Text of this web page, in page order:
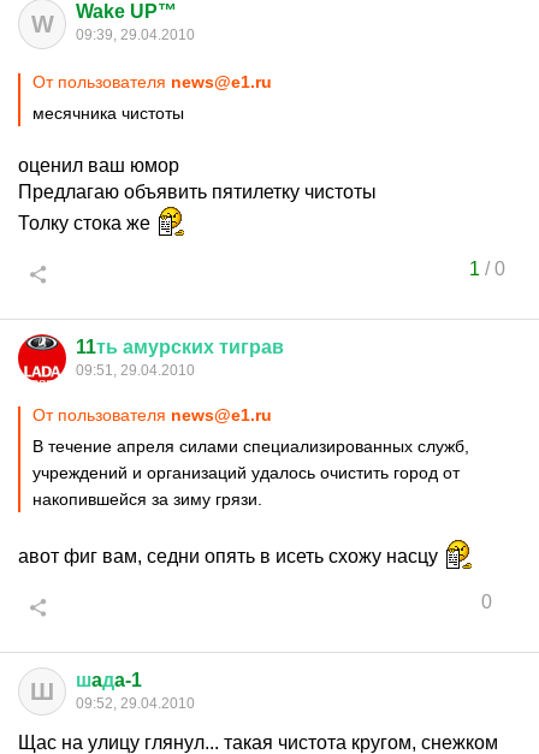
W Wake UP™
09:39, 29.04.2010
От пользователя news@e1.ru
месячника чистоты
оценил ваш юмор
Предлагаю объявить пятилетку чистоты
Толку стока же
1 /0
11ть амурских тиграв
09:51, 29.04.2010
От пользователя news@e1.ru
В течение апреля силами специализированных служб,
учреждений и организаций удалось очистить город от
накопившейся за зиму грязи.
авот фиг вам, седни опять в исеть схожу насцу
0
Ш шaдa-1
09:52, 29.04.2010
Щас на улицу глянул... такая чистота кругом, снежком